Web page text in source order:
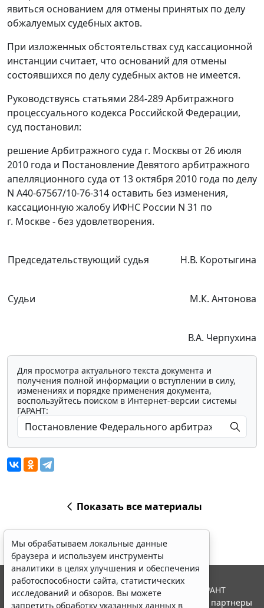
явиться основанием для отмены принятых по делу
обжалуемых судебных актов.
При изложенных обстоятельствах суд кассационной
инстанции считает, что оснований для отмены
состоявшихся по делу судебных актов не имеется.
Руководствуясь статьями 284-289Арбитражного
процессуального кодекса Российской Федерации,
суд постановил:
решение Арбитражного суда г. Москвы от 26 июля
2010 года и ПостановлениеДевятого арбитражного
апелляционного суда от 13 октября 2010 года по делу
N А40-67567/10-76-314 оставить без изменения,
кассационную жалобу ИФНС России N 31 по
г. Москве - без удовлетворения.
Председательствующий судья Н.В. Коротыгина
Судьи М.К. Антонова
В.А. Черпухина
Для просмотра актуального текста документа и
получения полной информации о вступлении в силу,
изменениях и порядке применения документа,
воспользуйтесь поиском в Интернет-версии системы
ГАРАНТ:
Показать все материалы
Мы обрабатываем локальные данные
браузера и используем инструменты
аналитики в целях улучшения и обеспечения
работоспособности сайта, статистических
исследований и обзоров. Вы можете
запретить обработку указанных данных в
© ООО "НПП "ГАРАНТ-СЕРВИС", 2026. Система ГАРАНТ
выпускается с 1990 года. Компания "Гарант" и ее партнеры